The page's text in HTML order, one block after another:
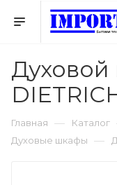
Главная — Каталог
Духовые шкафы —